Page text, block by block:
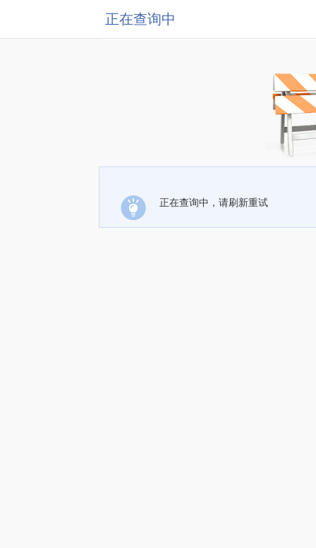
正在查询中
正在查询中，请刷新重试